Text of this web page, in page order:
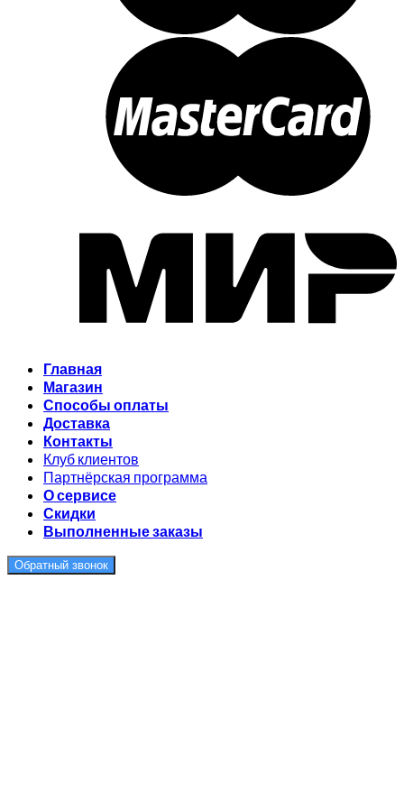
Главная
Магазин
Способы оплаты
Доставка
Контакты
Клуб клиентов
Партнёрская программа
О сервисе
Скидки
Выполненные заказы
Обратный звонок